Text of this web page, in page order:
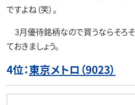
ですよね（笑）。
3月優待銘柄なので買うならそろ
ておきましょう。
4位：東京メトロ（9023）